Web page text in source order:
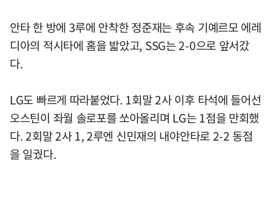
안타 한 방에 3루에 안착한 정준재는 후속 기예르모 에레
디아의 적시타에 홈을 밟았고, SSG는 2-0으로 앞서갔
다.
LG도 빠르게 따라붙었다. 1회말 2사 이후 타석에 들어선
오스틴이 좌월 솔로포를 쏘아올리며 LG는 1점을 만회했
다. 2회말 2사 1, 2루엔 신민재의 내야안타로 2-2 동점
을 일궜다.